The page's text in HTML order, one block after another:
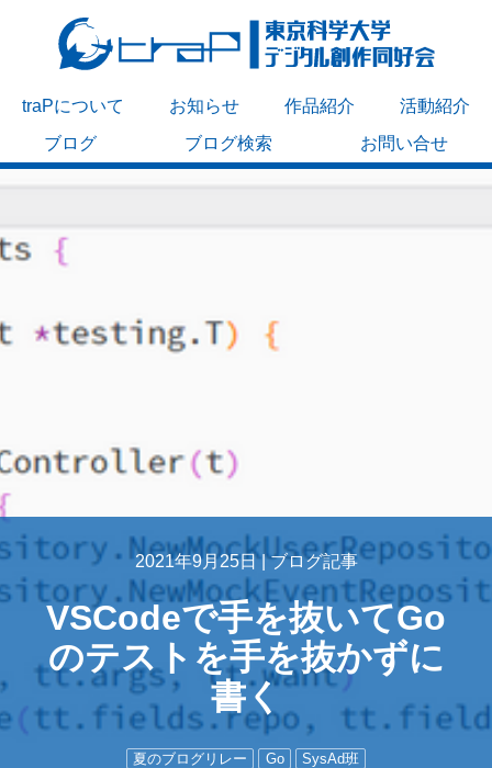
traPについて お知らせ 作品紹介
活動紹介
ブログ
ブログ検索 お問い合せ
2021年9月25日 |ブログ記事
VSCodeで手を抜いてGo
のテストを手を抜かずに
書く
夏のブログリレー Go SysAd班